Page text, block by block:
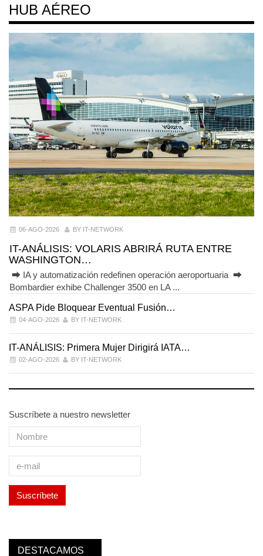
HUB AÉREO
06-AGO-2026 BY IT-NETWORK
IT-ANÁLISIS: VOLARIS ABRIRÁ RUTA ENTRE
WASHINGTON…
⮕ IA y automatización redefinen operación aeroportuaria ⮕
Bombardier exhibe Challenger 3500 en LA ...
ASPA Pide Bloquear Eventual Fusión…
04-AGO-2026 BY IT-NETWORK
IT-ANÁLISIS: Primera Mujer Dirigirá IATA…
02-AGO-2026 BY IT-NETWORK
Suscríbete a nuestro newsletter
DESTACAMOS